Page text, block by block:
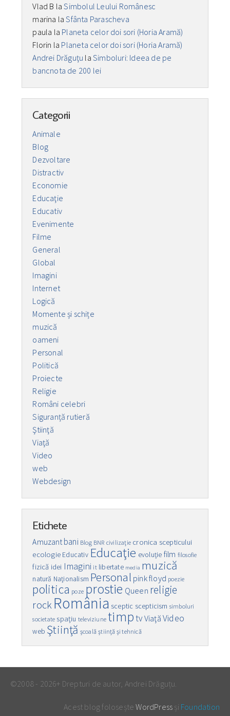
Vlad B laSimbolul Leului Românesc
marina laSfânta Parascheva
paula la Planeta celor doi sori (Horia Aramă)
Florin la Planeta celor doi sori (Horia Aramă)
Andrei Drăguţu laSimboluri: Ideea de pe
bancnota de 200 lei
Categorii
Animale
Blog
Dezvoltare
Distractiv
Economie
Educaţie
Educativ
Evenimente
Filme
General
Global
Imagini
Internet
Logică
Momente și schițe
muzică
oameni
Personal
Politică
Proiecte
Religie
Români celebri
Siguranță rutieră
Ştiinţă
Viaţă
Video
web
Webdesign
Etichete
Amuzant bani Blog BNR civilizaţie cronica scepticului
ecologie Educativ Educaţie evoluţie film filosofie
fizică idei Imagini it libertate media muzică
natură Naţionalism Personal pink floyd poezie
politica poze prostie Queen religie
rockRomânia sceptic scepticism simboluri
societate spaţiu televiziune timptvViaţă Video
web Ştiinţă şcoală ştiinţă şi tehnică
©2008 - 2026+ Drepturi de autor, Andrei Drăguțu.
Acest blog foloseșteWordPress și Foundation